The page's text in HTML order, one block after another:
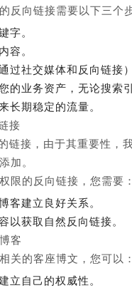
反向链接需要以下三个
字。
容。
过社交媒体和反向链接）
的业务资产，无论搜索
长期稳定的流量。
接
链接，由于其重要性，
加。
限的反向链接，您需要：
客建立良好关系。
以获取自然反向链接。
客
关的客座博文，您可以：
立自己的权威性。